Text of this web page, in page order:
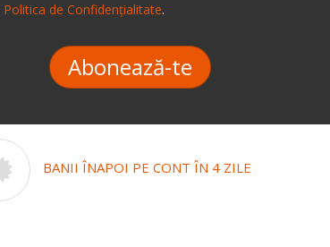
Politica de Confidențialitate.
Abonează-te
BANII ÎNAPOI PE CONT ÎN 4 ZILE